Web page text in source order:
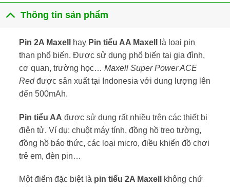
Thông tin sản phẩm
Pin 2A Maxell hay Pin tiểu AA Maxell
là loại pin
than phổ biến. Được sử dụng phổ biến tại gia đình,
cơ quan, trường học… Maxell Super Power ACE
Redđược sản xuất tại Indonesia với dung lượng lên
đến 500mAh.
Pin tiểu AA được sử dụng rất nhiều trên các thiết bị
điện tử. Ví dụ: chuột máy tính, đồng hồ treo tường,
đồng hồ báo thức, các loại micro, điều khiển đồ chơi
trẻ em, đèn pin…
Một điểm đặc biệt là pin tiểu 2A Maxell
không chứ